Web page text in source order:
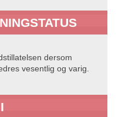
dersom
vesentlig og varig.